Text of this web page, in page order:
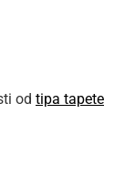
od tipa tapete